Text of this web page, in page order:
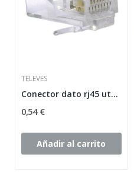
TELEVES
Conector dato rj45 utp cat-6 m
0,54 €
Añadir al carrito